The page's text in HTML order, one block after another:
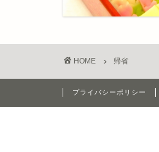
HOME 帰省
プライバシーポリシー